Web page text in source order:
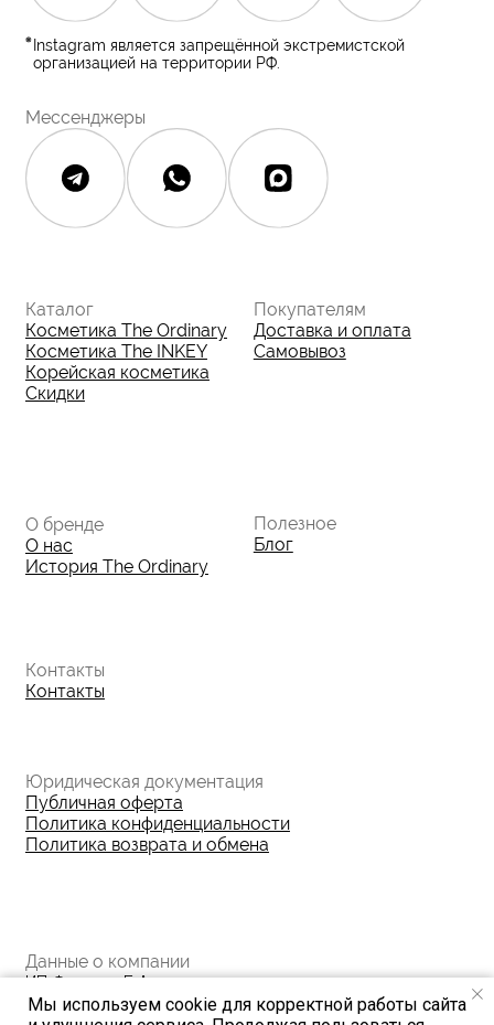
Мы используем cookie для корректной работы сайта
Юридическая документация
Публичная оферта
Политика конфиденциальности
Политика возврата и обмена
Контакты
ИНН: 370305605701
ОГРНИП:
325508100410286